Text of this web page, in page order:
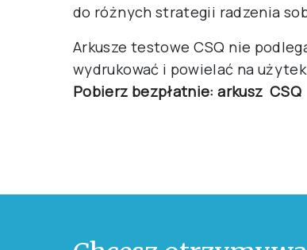
do różnych strategii radzenia
Arkusze testowe CSQ nie
wydrukować i powielać na
Pobierz bezpłatnie: arkusz CSQ